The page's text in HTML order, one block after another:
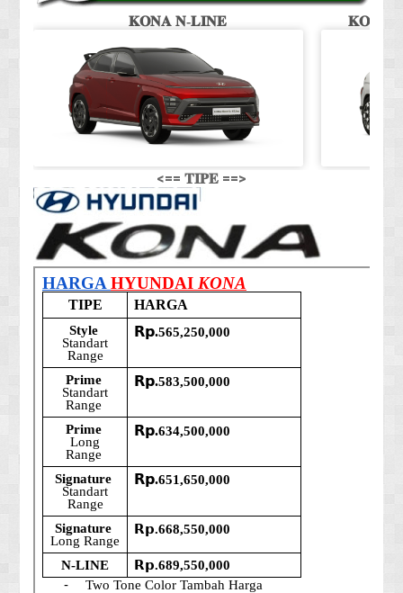
𝐊𝐎𝐍𝐀 𝐍-𝐋𝐈𝐍𝐄 𝐊𝐎𝐍𝐀
<== 𝐓𝐈𝐏𝐄 ==>